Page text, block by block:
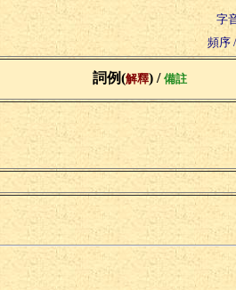
字
頻序
詞例(解釋) / 備註